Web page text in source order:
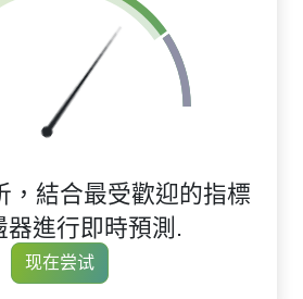
，結合最受歡迎的指標
器進行即時預測.
现在尝试